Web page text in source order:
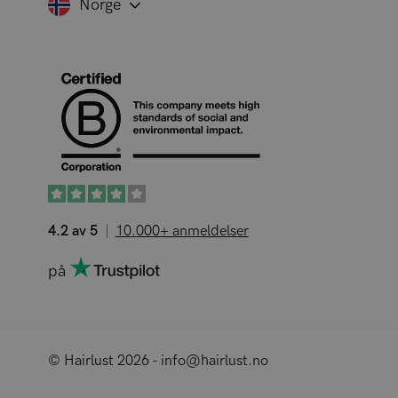
Norge
4.2 av 5 10.000+ anmeldelser
på
© Hairlust 2026 - info@hairlust.no